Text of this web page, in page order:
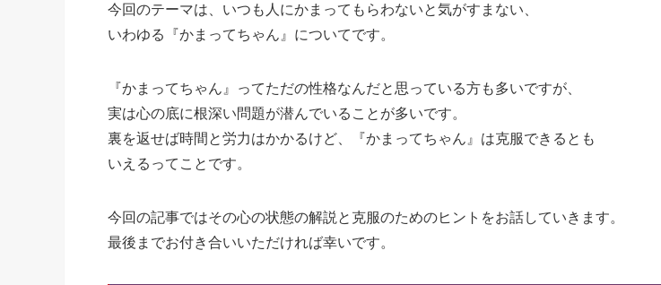
今回のテーマは、いつも人にかまってもらわないと気がすまない、
いわゆる『かまってちゃん』についてです。
『かまってちゃん』ってただの性格なんだと思っている方も多いですが、
実は心の底に根深い問題が潜んでいることが多いです。
裏を返せば時間と労力はかかるけど、『かまってちゃん』は克服できるとも
いえるってことです。
今回の記事ではその心の状態の解説と克服のためのヒントをお話していきます。
最後までお付き合いいただければ幸いです。